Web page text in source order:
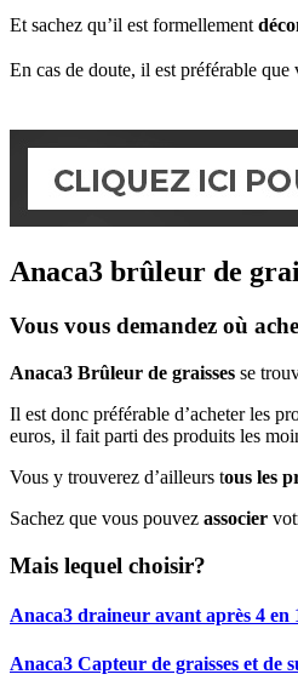
Et sachez qu’il est formellement
En cas de doute, il est préférable que
Anaca3 brûleur de
Vous vous demandez où
Anaca3 Brûleur de graisses se
Il est donc préférable d’acheter les
euros, il fait parti des produits les
Vous y trouverez d’ailleurs tous les
Sachez que vous pouvez associer
Mais lequel choisir?
Anaca3 draineur avant après 4 en
Anaca3 Capteur de graisses et de